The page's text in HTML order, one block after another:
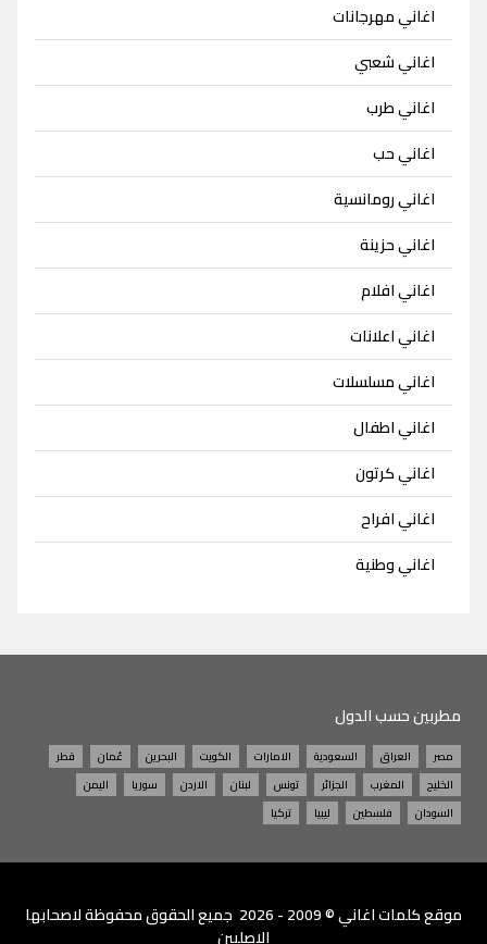
اغاني مهرجانات
اغاني شعبي
اغاني طرب
اغاني حب
اغاني رومانسية
اغاني حزينة
اغاني افلام
اغاني اعلانات
اغاني مسلسلات
اغاني اطفال
اغاني كرتون
اغاني افراح
اغاني وطنية
مطربين حسب الدول
مصر العراق السعودية الامارات الكويت البحرين عُمان
قطر
الخليج
المغرب الجزائر تونس لبنان الاردن سوريا
اليمن
السودان
فلسطين ليبيا تركيا
موقعكلمات اغاني
© 2009 - 2026 جميع الحقوق محفوظة لاصحابها
الاصليين